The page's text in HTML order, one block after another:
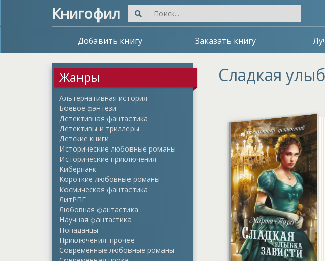
Книгофил
Добавить книгу Заказать книгу
Жанры
Альтернативная история
Боевое фэнтези
Детективная фантастика
Детективы и триллеры
Детские книги
Исторические любовные романы
Исторические приключения
Киберпанк
Короткие любовные романы
Космическая фантастика
ЛитРПГ
Любовная фантастика
Научная фантастика
Попаданцы
Приключения: прочее
Современные любовные романы
Сладкая